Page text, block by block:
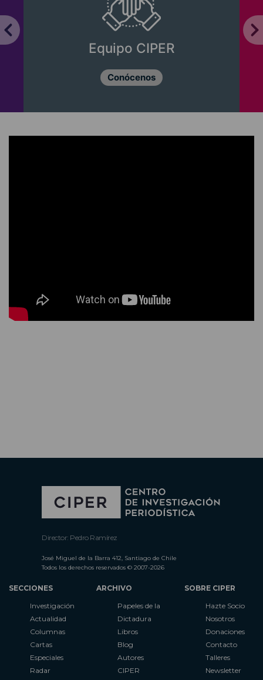
Equipo CIPER
Conócenos
Director: Pedro Ramírez
José Miguel de la Barra 412, Santiago de Chile
Todos los derechos reservados © 2007-2026
SECCIONES
Investigación
Actualidad
Columnas
Cartas
Especiales
Radar
ARCHIVO
Papeles de la
Dictadura
Libros
Blog
Autores
CIPER
SOBRE CIPER
Hazte Socio
Nosotros
Donaciones
Contacto
Talleres
Newsletter